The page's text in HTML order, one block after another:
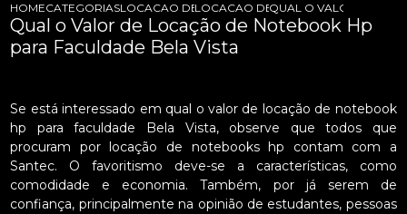
HOMECATEGORIASLOCACAO DE NOTEBOOKS HP
LOCACAO DE NOTEBOOK HP PARA
QUAL O VALOR DE
Qual o Valor de Locação de Notebook Hp
para Faculdade Bela Vista
Se está interessado em qual o valor de locação de notebook
hp para faculdade Bela Vista, observe que todos que
procuram por locação de notebooks hp contam com a
Santec. O favoritismo deve-se a características, como
comodidade e economia. Também, por já serem de
confiança, principalmente na opinião de estudantes, pessoas